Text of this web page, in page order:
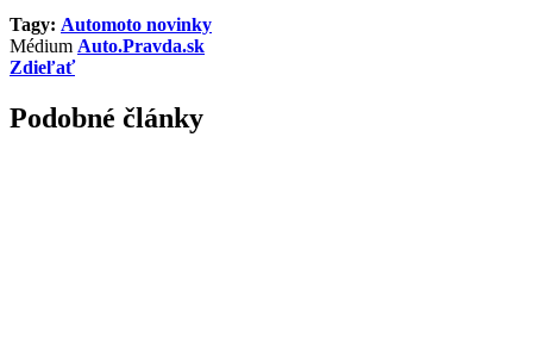
Tagy: Automoto novinky
Médium Auto.Pravda.sk
Zdieľať
Podobné články